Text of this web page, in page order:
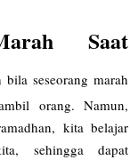
Saat
bila seseorang marah
orang. Namun,
kita belajar
sehingga dapat